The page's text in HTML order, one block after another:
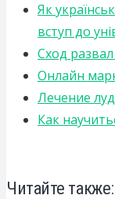
Як
вступ до
Сход
Онлайн
Лечение
Как
Читайте также: